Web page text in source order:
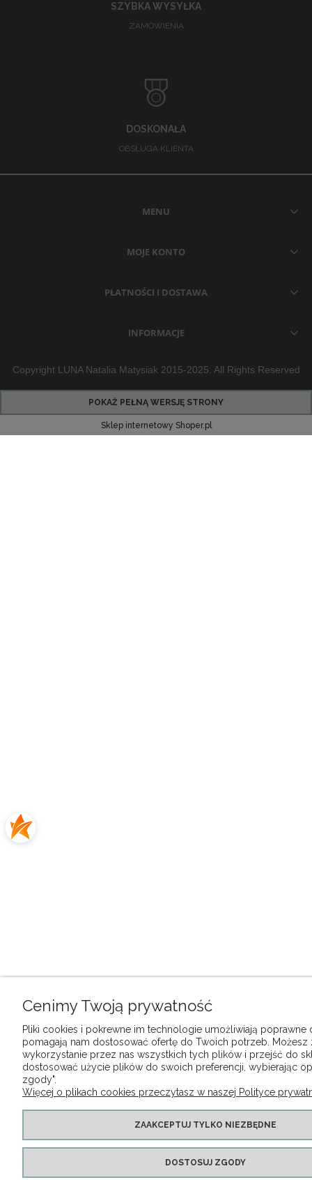
SZYBKA WYSYŁKA
ZAMÓWIENIA
DOSKONAŁA
OBSŁUGA KLIENTA
MENU
MOJE KONTO
PŁATNOŚCI I DOSTAWA
INFORMACJE
Copyright LUNA Natalia Matysiak 2015-2025. All Rights Reserved
POKAŻ PEŁNĄ WERSJĘ STRONY
Sklep internetowy Shoper.pl
Cenimy Twoją prywatność
Pliki cookies i pokrewne im technologie umożliwiają poprawne
pomagają nam dostosować ofertę do Twoich potrzeb. Możesz
wykorzystanie przez nas wszystkich tych plików i przejść do
dostosować użycie plików do swoich preferencji, wybierając
zgody".
Więcej o plikach cookies przeczytasz w naszej Polityce
ZAAKCEPTUJ TYLKO NIEZBĘDNE
DOSTOSUJ ZGODY